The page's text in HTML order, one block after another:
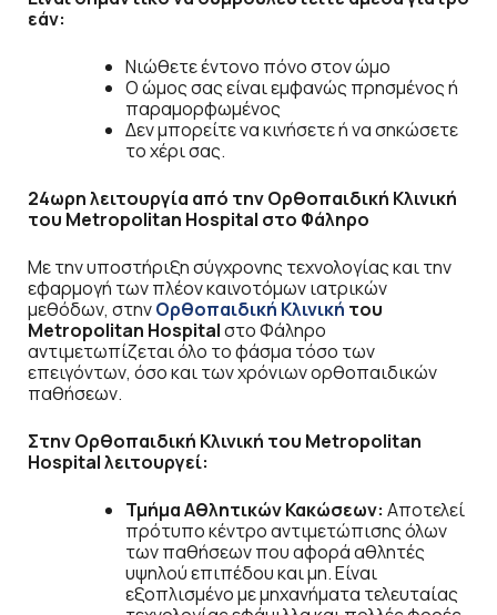
εάν:
Νιώθετε έντονο πόνο στον ώμο
Ο ώμος σας είναι εμφανώς πρησμένος ή
παραμορφωμένος
Δεν μπορείτε να κινήσετε ή να σηκώσετε
το χέρι σας.
24ωρη λειτουργία από την Ορθοπαιδική Κλινική
του Metropolitan Hospital στο Φάληρο
Με την υποστήριξη σύγχρονης τεχνολογίας και την
εφαρμογή των πλέον καινοτόμων ιατρικών
μεθόδων, στηνΟρθοπαιδική Κλινική του
Metropolitan Hospitalστο Φάληρο
αντιμετωπίζεται όλο το φάσμα τόσο των
επειγόντων, όσο και των χρόνιων ορθοπαιδικών
παθήσεων.
Στην Ορθοπαιδική Κλινική του Metropolitan
Hospital λειτουργεί:
Τμήμα Αθλητικών Κακώσεων: Αποτελεί
πρότυπο κέντρο αντιμετώπισης όλων
των παθήσεων που αφορά αθλητές
υψηλού επιπέδου και μη. Είναι
εξοπλισμένο με μηχανήματα τελευταίας